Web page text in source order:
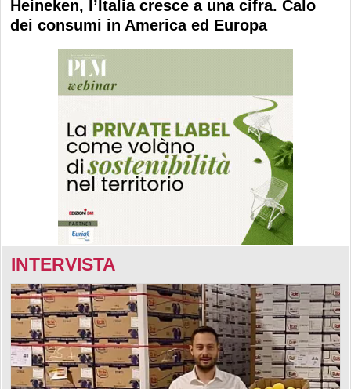
Heineken, l’Italia cresce a una cifra. Calo
dei consumi in America ed Europa
INTERVISTA